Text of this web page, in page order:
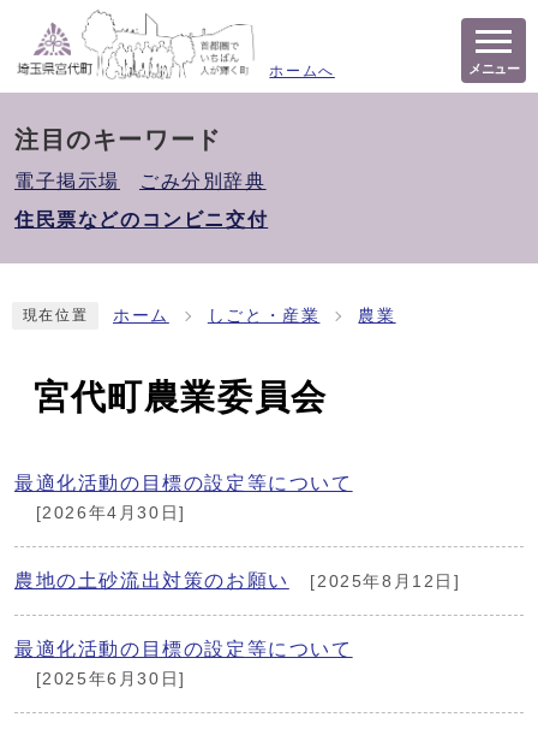
ホームへ メニュー
注目のキーワード
電子掲示場
ごみ分別辞典
住民票などのコンビニ交付
現在位置 ホーム しごと・産業 農業
宮代町農業委員会
最適化活動の目標の設定等について
[2026年4月30日]
農地の土砂流出対策のお願い [2025年8月12日]
最適化活動の目標の設定等について
[2025年6月30日]